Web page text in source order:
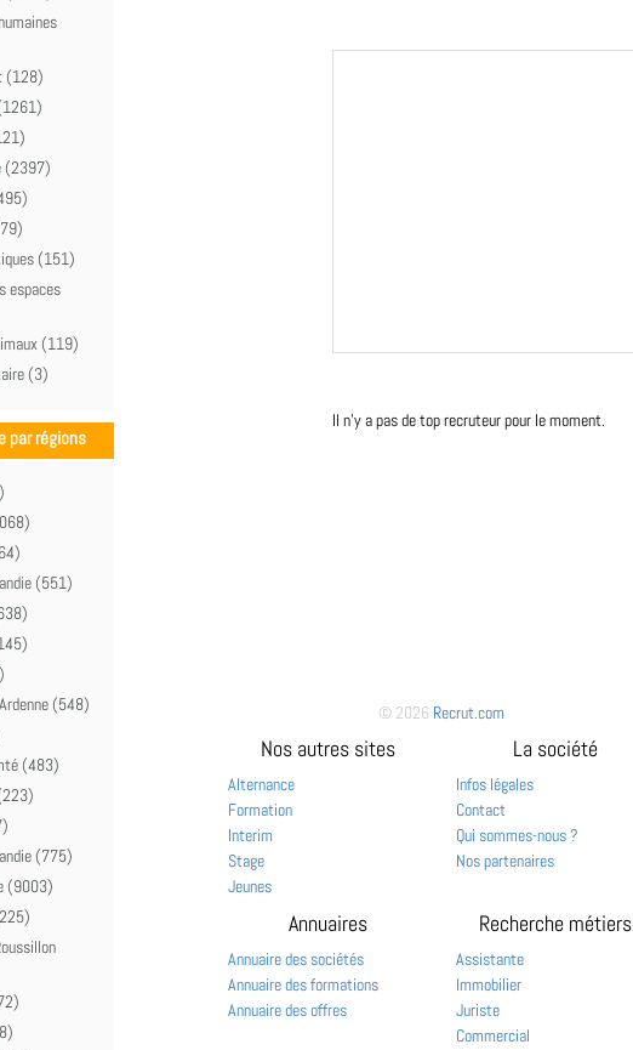
(128)
(2397)
(151)
espaces
(119)
(3)
par régions
(551)
(548)
(483)
(775)
(9003)
Il n'y a pas de top recruteur pour le moment.
© 2026 Recrut.com
Nos autres sites
Alternance
Formation
Interim
Stage
Jeunes
La société
Infos légales
Contact
Qui sommes-nous ?
Nos partenaires
Annuaires
Annuaire des sociétés
Annuaire des formations
Annuaire des offres
Recherche métiers
Assistante
Immobilier
Juriste
Commercial